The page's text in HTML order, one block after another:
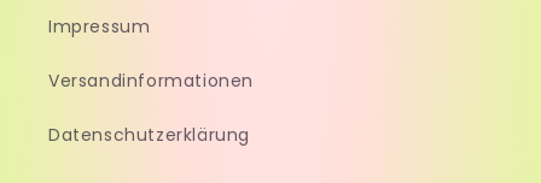
Impressum
Versandinformationen
Datenschutzerklärung